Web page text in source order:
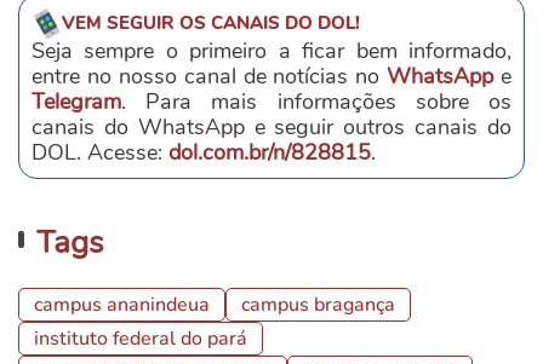
VEM SEGUIR OS CANAIS DO DOL!
Seja sempre o primeiro a ficar bem informado,
entre no nosso canal de notícias noWhatsAppe
Telegram. Para mais informações sobre os
canais do WhatsApp e seguir outros canais do
DOL. Acesse: dol.com.br/n/828815.
Tags
campus ananindeua
campus bragança
instituto federal do pará